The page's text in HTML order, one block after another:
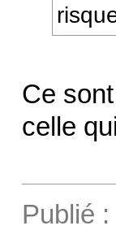
Ce
celle
Publié :